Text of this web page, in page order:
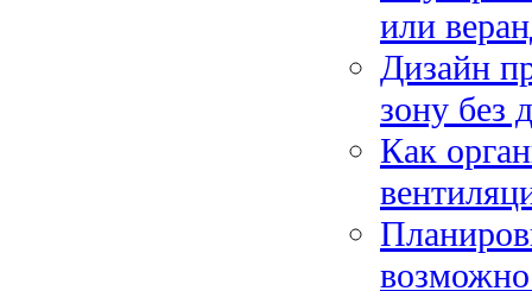
или
Дизайн
зону без
Как